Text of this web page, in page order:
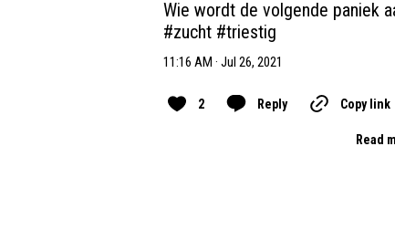
#zucht #triestig
11:16 AM · Jul 26, 2021
2 Reply Copy link
Read